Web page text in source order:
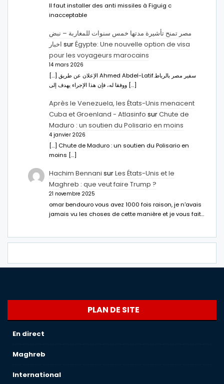
Il faut installer des anti missiles à Figuig c
inacceptable
مصر تمنح تأشيرة مدتها خمس سنوات للمغاربة – نبض
اخبار surÉgypte: Une nouvelle option de visa
pour les voyageurs marocains
14 mars 2026
[…] الإعلان عن طريق Ahmed Abdel-Latifسفير مصر بالرباط.
ووفقا له، فإن هذا الإجراء يهدف إلى […]
Après le Venezuela, les États-Unis menacent
Cuba et Groenland - Atlasinfo surChute de
Maduro : un soutien du Polisario en moins
4 janvier 2026
[…] Chute de Maduro : un soutien du Polisario en
moins […]
Hachim Bennani surLes États-Unis et le
Maghreb : que veut faire Trump ?
21 novembre 2025
omar bendouro vous avez 1000 fois raison, je n'avais
jamais vu les choses de cette manière et je vous fait…
PLAN DE SITE
En direct
Maghreb
International